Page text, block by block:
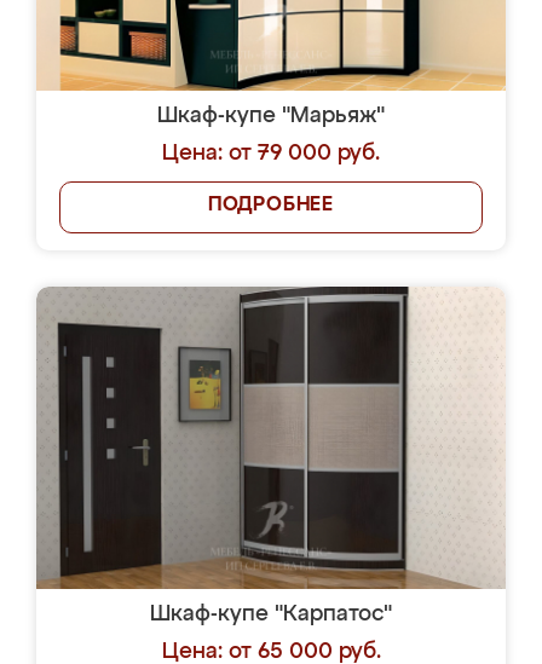
Шкаф-купе "Марьяж"
Цена: от 79 000 руб.
ПОДРОБНЕЕ
Шкаф-купе "Карпатос"
Цена: от 65 000 руб.